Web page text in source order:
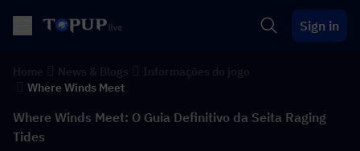
Sign in
Where Winds Meet
Where Winds Meet: O Guia Definitivo da Seita Raging
Tides